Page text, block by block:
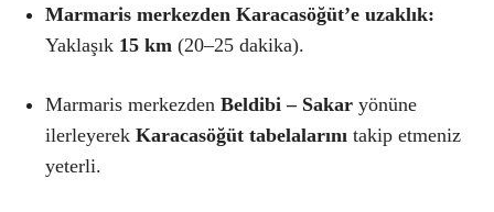
Marmaris merkezden Karacasöğüt’e uzaklık:
Yaklaşık 15 km (20–25 dakika).
Marmaris merkezden Beldibi – Sakar yönüne
ilerleyerek Karacasöğüt tabelalarını takip etmeniz
yeterli.